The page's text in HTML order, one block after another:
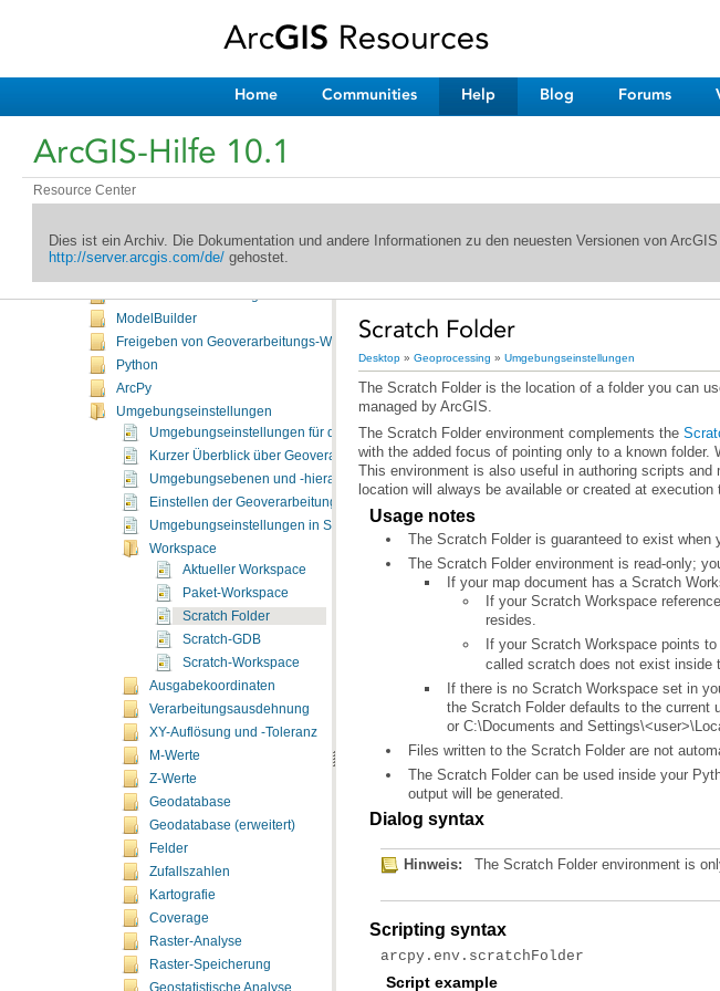
Home Communities Help Blog Forums
ArcGIS-Hilfe 10.1
Resource Center
Dies ist ein Archiv. Die Dokumentation und andere Informationen zu den neuesten Versionen von
http://server.arcgis.com/de/gehostet.
Willkommen in der ArcGIS-Hilfebibliothek
Geoprocessing
Einführung
Häufig verwendete Werkzeuge
Ausführen von Werkzeugen
ModelBuilder
Freigeben von Geoverarbeitungs-Workflows
Python
ArcPy
Umgebungseinstellungen
Umgebungseinstellungen für die Geoverarbeitung
Kurzer Überblick über Geoverarbeitungsumgebungen
Umgebungsebenen und -hierarchien
Einstellen der Geoverarbeitungsumgebungen
Umgebungseinstellungen in Skripten
Workspace
Aktueller Workspace
Paket-Workspace
Scratch Folder
Scratch-GDB
Scratch-Workspace
Ausgabekoordinaten
Verarbeitungsausdehnung
XY-Auflösung und -Toleranz
M-Werte
Z-Werte
Geodatabase
Geodatabase (erweitert)
Felder
Zufallszahlen
Kartografie
Coverage
Raster-Analyse
Raster-Speicherung
Geostatistische Analyse
Scratch Folder
Desktop » Geoprocessing » Umgebungseinstellungen
managed by ArcGIS.
The Scratch Folder environment complements the
with the added focus of pointing only to a known folder.
location will always be available or created at execution
Usage notes
The Scratch Folder is guaranteed to exist
The Scratch Folder environment is read-only;
If your map document has a Scratch
resides.
If your Scratch Workspace points
called scratch does not exist inside
or C:\Documents and
Files written to the Scratch Folder are not
output will be generated.
Dialog syntax
Hinweis: The Scratch Folder environment is
Scripting syntax
arcpy.env.scratchFolder
Script example